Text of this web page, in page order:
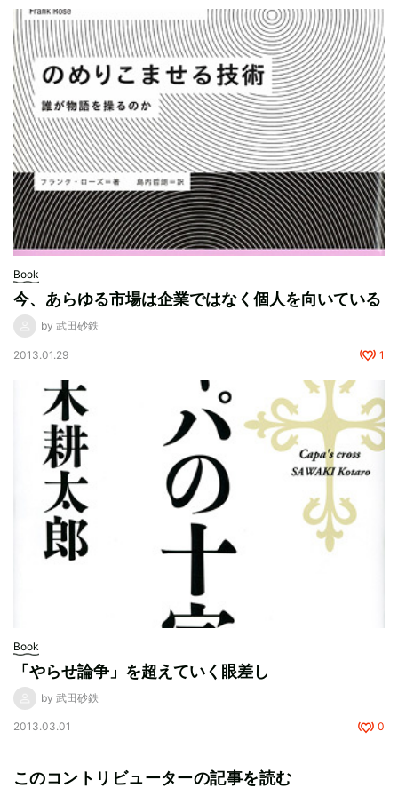
Book
今、あらゆる市場は企業ではなく個人を向いている
by 武田砂鉄
2013.01.29 1
Book
「やらせ論争」を超えていく眼差し
by 武田砂鉄
2013.03.01 0
このコントリビューターの記事を読む